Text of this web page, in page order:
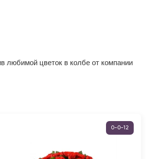
любимой цветок в колбе от компании
0-0-12